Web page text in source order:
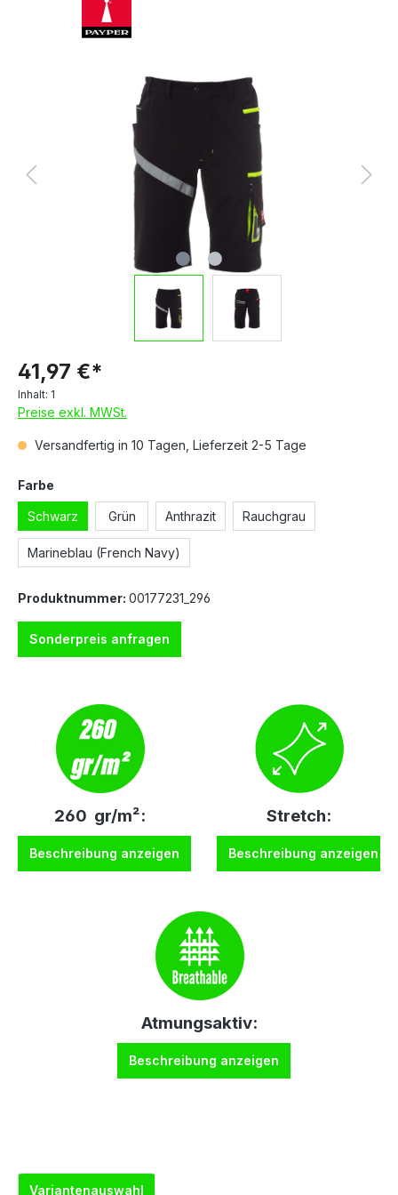
41,97 €*
Inhalt: 1
Preise exkl. MWSt.
Versandfertig in 10 Tagen, Lieferzeit 2-5 Tage
Farbe
Schwarz Grün Anthrazit Rauchgrau
Marineblau (French Navy)
Produktnummer: 00177231_296
Sonderpreis anfragen
260 gr/m²:
Beschreibung anzeigen
Stretch:
Beschreibung anzeigen
Atmungsaktiv:
Beschreibung anzeigen
Variantenauswahl